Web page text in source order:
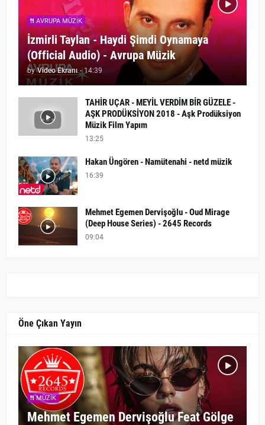
AVRUPA MÜZIK
İzmirli Taylan - Haydi Şimdi Oynamaya
(Official Audio) - Avrupa Müzik
by Video Ekranı - 14:39
TAHİR UÇAR - MEYİL VERDİM BİR GÜZELE -
AŞK PRODÜKSİYON 2018 - Aşk Prodüksiyon
Müzik Film Yapım
13:25
Hakan Üngören - Namütenahi - netd müzik
16:39
Mehmet Egemen Dervişoğlu - Oud Mirage
(Deep House Series) - 2645 Records
09:04
Öne Çıkan Yayın
MÜZIK
Mehmet Egemen Dervişoğlu Feat Gölge